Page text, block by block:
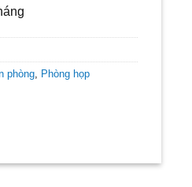
phòng, Phòng họp